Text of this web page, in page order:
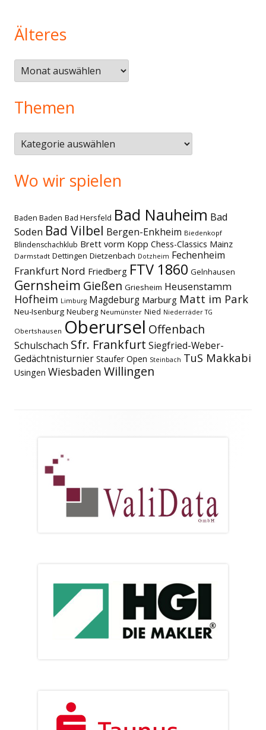
Älteres
Älteres
Themen
Themen
Wo wir spielen
Baden Baden Bad Hersfeld Bad Nauheim Bad
Soden Bad Vilbel Bergen-Enkheim Biedenkopf
Blindenschachklub Brett vorm Kopp Chess-Classics Mainz
Darmstadt Dettingen Dietzenbach Dotzheim Fechenheim
Frankfurt Nord Friedberg FTV 1860 Gelnhausen
Gernsheim Gießen Griesheim Heusenstamm
Hofheim Limburg Magdeburg Marburg Matt im Park
Neu-Isenburg Neuberg Neumünster Nied Niederräder TG
Obertshausen Oberursel Offenbach
Schulschach Sfr. Frankfurt Siegfried-Weber-
Gedächtnisturnier Staufer Open Steinbach TuS Makkabi
Usingen Wiesbaden Willingen